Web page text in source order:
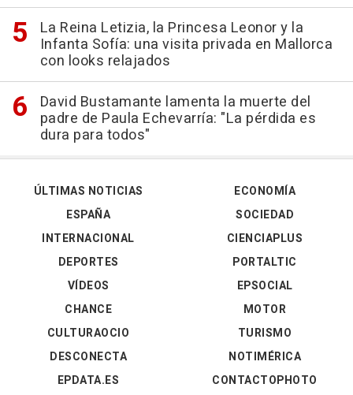
La Reina Letizia, la Princesa Leonor y la
Infanta Sofía: una visita privada en Mallorca
con looks relajados
David Bustamante lamenta la muerte del
padre de Paula Echevarría: "La pérdida es
dura para todos"
ÚLTIMAS NOTICIAS
ESPAÑA
INTERNACIONAL
DEPORTES
VÍDEOS
ECONOMÍA
SOCIEDAD
CIENCIAPLUS
PORTALTIC
EPSOCIAL
CHANCE
CULTURAOCIO
DESCONECTA
EPDATA.ES
MOTOR
TURISMO
NOTIMÉRICA
CONTACTOPHOTO